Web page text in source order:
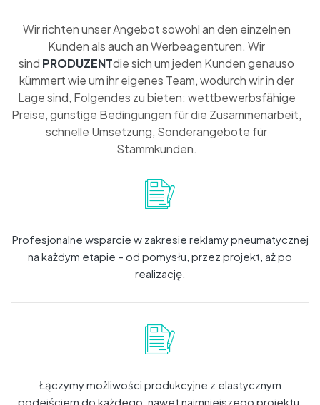
Wir richten unser Angebot sowohl an den einzelnen
Kunden als auch an Werbeagenturen. Wir
sind PRODUZENTdie sich um jeden Kunden genauso
kümmert wie um ihr eigenes Team, wodurch wir in der
Lage sind, Folgendes zu bieten: wettbewerbsfähige
Preise, günstige Bedingungen für die Zusammenarbeit,
schnelle Umsetzung, Sonderangebote für
Stammkunden.
Profesjonalne wsparcie w zakresie reklamy pneumatycznej
na każdym etapie – od pomysłu, przez projekt, aż po
realizację.
Łączymy możliwości produkcyjne z elastycznym
podejściem do każdego, nawet najmniejszego projektu.